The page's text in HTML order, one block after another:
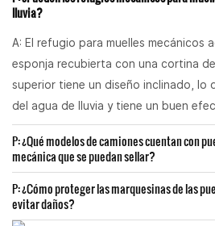
lluvia?
A: El refugio para muelles mecánicos
esponja recubierta con una cortina
superior tiene un diseño inclinado, lo
del agua de lluvia y tiene un buen
P: ¿Qué modelos de camiones cuentan con
mecánica que se puedan sellar?
P: ¿Cómo proteger las marquesinas de las
evitar daños?